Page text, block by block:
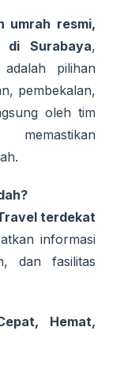
umrah resmi,
di Surabaya,
pilihan
pembekalan,
oleh tim
terdekat
informasi
dan fasilitas
Hemat,